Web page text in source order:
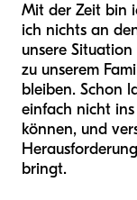
Mit der Zeit bin
ich nichts an
unsere
zu unserem
bleiben. Schon
einfach nicht
können, und
bringt.